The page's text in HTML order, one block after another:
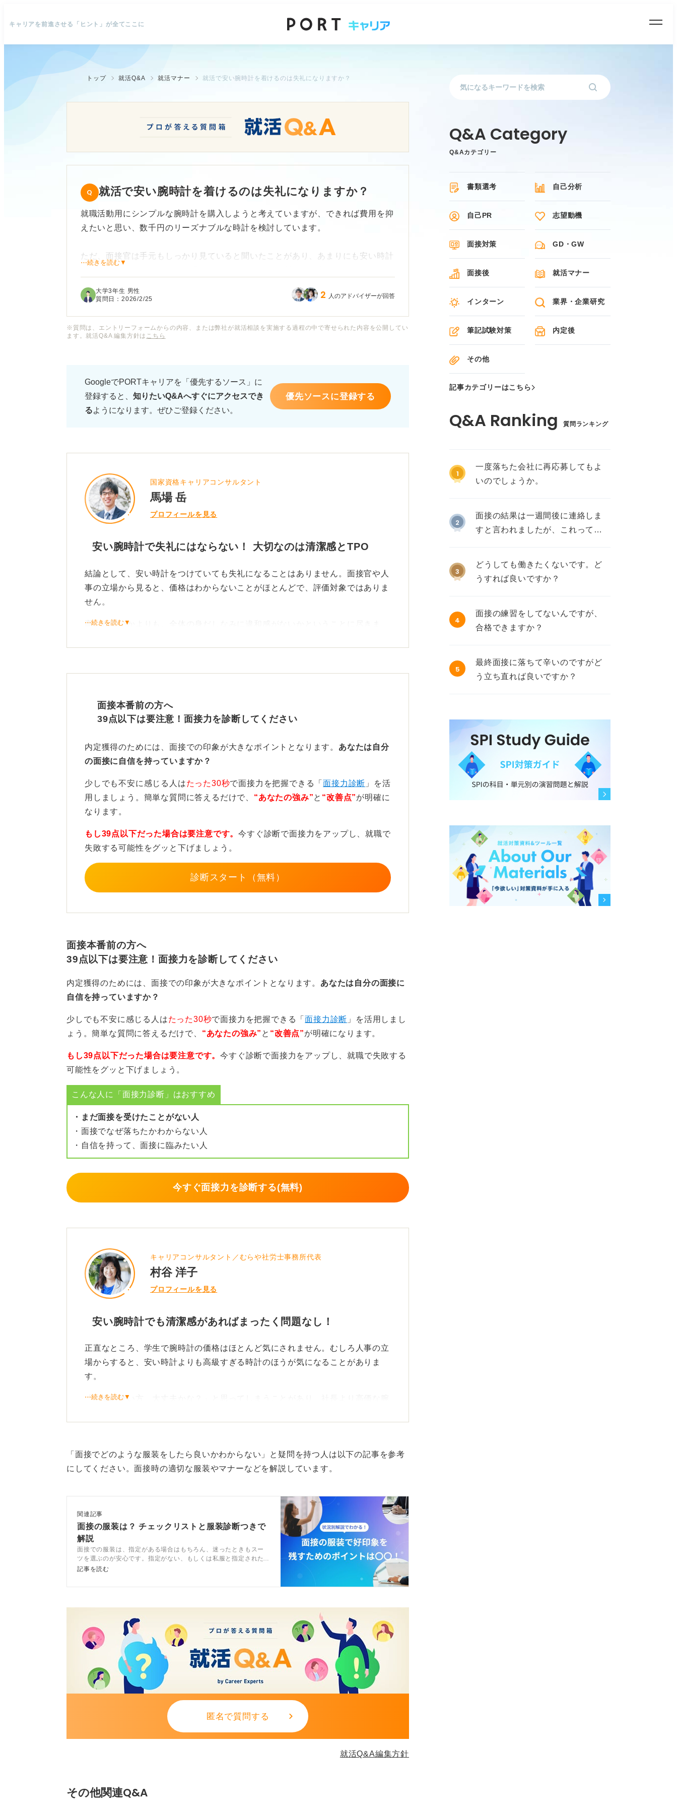
キャリアを前進させる「ヒント」が全てここに
トップ 就活Q&A 就活マナー 就活で安い腕時計を着けるのは失礼になりますか？
就活で安い腕時計を着けるのは失礼になりますか？
就職活動用にシンプルな腕時計を購入しようと考えていますが、できれば費用を抑
えたいと思い、数千円のリーズナブルな時計を検討しています。
ただ、面接官は手元もしっかり見ていると聞いたことがあり、あまりにも安い時計
た、価格よりも意識すべきデザインや機能のポイントがあれば知りたいです。
けると助かります。
⋯続きを読む▼
大学3年生 男性
質問日：2026/2/25 2 人のアドバイザーが回答
※質問は、エントリーフォームからの内容、または弊社が就活相談を実施する過程の中で寄せられた内容を公開してい
ます。就活Q&A 編集方針は こちら
GoogleでPORTキャリアを「優先するソース」に
登録すると、 知りたいQ&Aへすぐにアクセスでき
るようになります。ぜひご登録ください。
優先ソースに登録する
国家資格キャリアコンサルタント
馬場 岳
プロフィールを見る
安い腕時計で失礼にはならない！ 大切なのは清潔感とTPO
結論として、安い時計をつけていても失礼になることはありません。面接官や人
事の立場から見ると、価格はわからないことがほとんどで、評価対象ではありま
せん。
高いか安いかよりも、全体の身だしなみに違和感がないかということに尽きま
目立ちする可能性も否めません。
シンプルで落ち着いたデザインを選ぼう！
過度に形式ばった装いよりも、清潔感とTPO（時、場所、場合に応じた振る舞
い）を重視する傾向があるため、そこを意識しましょう。
価格帯の目安として、無理に背伸びする必要はまったくありません。
大切なのは文字盤がシンプルで黒や白などの落ち着いた色合いであること、金属
条件を満たしていることです。
0
⋯続きを読む▼
面接本番前の方へ
39点以下は要注意！面接力を診断してください
内定獲得のためには、面接での印象が大きなポイントとなります。 あなたは自分
の面接に自信を持っていますか？
少しでも不安に感じる人はたった30秒で面接力を把握できる「面接力診断 」を活
用しましょう。簡単な質問に答えるだけで、 “あなたの強み”と “改善点”が明確に
なります。
もし39点以下だった場合は要注意です。今すぐ診断で面接力をアップし、就職で
失敗する可能性をグッと下げましょう。
診断スタート（無料）
面接本番前の方へ
39点以下は要注意！面接力を診断してください
内定獲得のためには、面接での印象が大きなポイントとなります。 あなたは自分の面接に
自信を持っていますか？
少しでも不安に感じる人はたった30秒で面接力を把握できる「面接力診断 」を活用しまし
ょう。簡単な質問に答えるだけで、 “あなたの強み” と “改善点”が明確になります。
もし39点以下だった場合は要注意です。今すぐ診断で面接力をアップし、就職で失敗する
可能性をグッと下げましょう。
こんな人に「面接力診断」はおすすめ
・まだ面接を受けたことがない人
・面接でなぜ落ちたかわからない人
・自信を持って、面接に臨みたい人
今すぐ面接力を診断する(無料)
キャリアコンサルタント／むらや社労士事務所代表
村谷 洋子
プロフィールを見る
安い腕時計でも清潔感があればまったく問題なし！
正直なところ、学生で腕時計の価格はほとんど気にされません。むしろ人事の立
場からすると、安い時計よりも高級すぎる時計のほうが気になることがありま
す。
「お金の使い方、大丈夫かな？」と思ってしまうことがあり、社長より高価な腕
シンプルなデザインで業界に合うものを選ぼう
公務員系など、堅めの業界ならアナログ時計が安全です。
日本製の定番ブランドで、シンプルなものを選べばまず失敗しません。
文字盤は白やシルバー系で数字が見やすく、針は細めが良いです。派手な色や大
ぶりなデザイン、デジタル表示は避けたほうが無難です。
ベルトは金属か、細めの革ベルトがおすすめといえます。機能はクオーツ式で十
学生用に買って、そのまま社会人になってから使う、という考え方も良いです
ね。安い時計でもまったく問題ありません。
目立たない、きちんとして見える、これがいちばん大切です。
0
⋯続きを読む▼
「面接でどのような服装をしたら良いかわからない」と疑問を持つ人は以下の記事を参考
にしてください。面接時の適切な服装やマナーなどを解説しています。
関連記事
面接の服装は？ チェックリストと服装診断つきで
解説
面接での服装は、指定がある場合はもちろん、迷ったときもスー
ツを選ぶのが安心です。指定がない、もしくは私服と指定された
ときはオフィスカジュアルを着用しましょう。今回は面接の服装
記事を読む
匿名で質問する
就活Q&A編集方針
その他関連Q&A
Q&Aカテゴリー
書類選考 自己分析
自己PR 志望動機
面接対策 GD・GW
面接後 就活マナー
インターン 業界・企業研究
筆記試験対策 内定後
その他
記事カテゴリーはこちら
質問ランキング
1
一度落ちた会社に再応募してもよ
いのでしょうか。
2
面接の結果は一週間後に連絡しま
すと言われましたが、これって不
3
どうしても働きたくないです。ど
うすれば良いですか？
4
面接の練習をしてないんですが、
合格できますか？
5
最終面接に落ちて辛いのですがど
う立ち直れば良いですか？